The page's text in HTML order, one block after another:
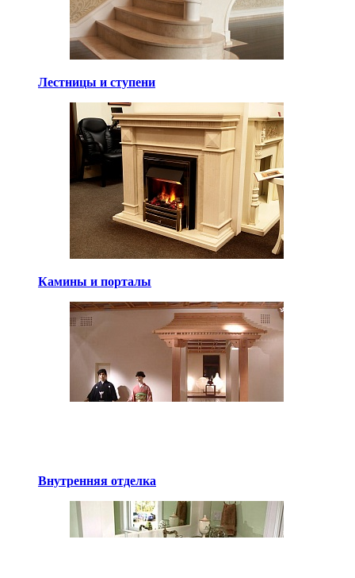
Лестницы и ступени
Камины и порталы
Внутренняя отделка